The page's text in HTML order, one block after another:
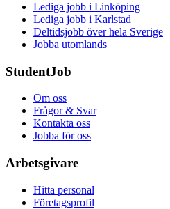
Lediga jobb i Linköping
Lediga jobb i Karlstad
Deltidsjobb över hela Sverige
Jobba utomlands
StudentJob
Om oss
Frågor & Svar
Kontakta oss
Jobba för oss
Arbetsgivare
Hitta personal
Företagsprofil